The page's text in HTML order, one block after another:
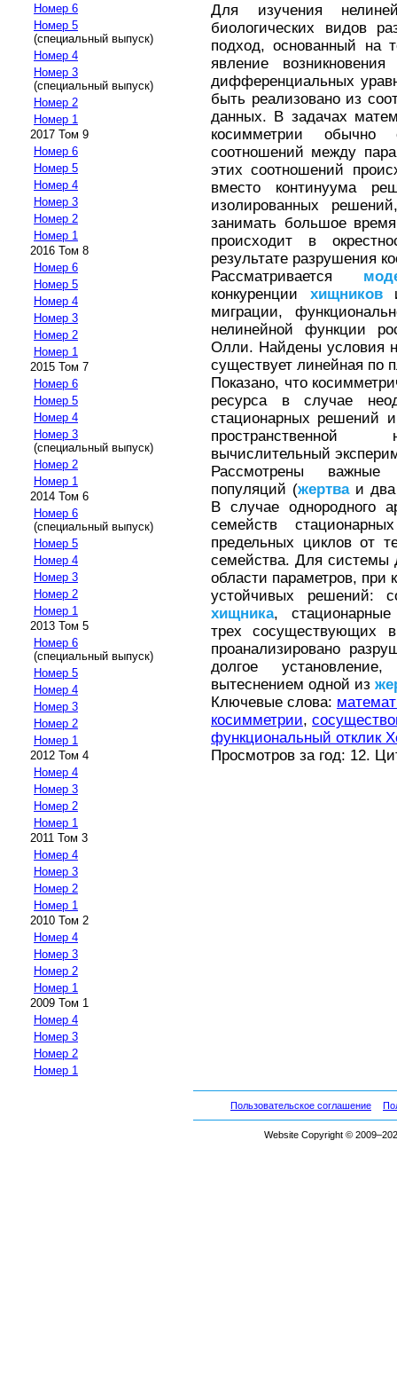
Номер 6
Номер 5
(специальный выпуск)
Номер 4
Номер 3
(специальный выпуск)
Номер 2
Номер 1
2017 Том 9
Номер 6
Номер 5
Номер 4
Номер 3
Номер 2
Номер 1
2016 Том 8
Номер 6
Номер 5
Номер 4
Номер 3
Номер 2
Номер 1
2015 Том 7
Номер 6
Номер 5
Номер 4
Номер 3
(специальный выпуск)
Номер 2
Номер 1
2014 Том 6
Номер 6
(специальный выпуск)
Номер 5
Номер 4
Номер 3
Номер 2
Номер 1
2013 Том 5
Номер 6
(специальный выпуск)
Номер 5
Номер 4
Номер 3
Номер 2
Номер 1
2012 Том 4
Номер 4
Номер 3
Номер 2
Номер 1
2011 Том 3
Номер 4
Номер 3
Номер 2
Номер 1
2010 Том 2
Номер 4
Номер 3
Номер 2
Номер 1
2009 Том 1
Номер 4
Номер 3
Номер 2
Номер 1
Для изучения
биологических видов
подход, основанный на
явление
дифференциальных
быть реализовано из
данных. В задачах
косимметрии
соотношений между
этих соотношений
вместо континуума
изолированных
занимать большое
происходит в
результате разрушения
Рассматривается
конкуренции хищников
миграции,
нелинейной функции
Олли. Найдены условия
существует линейная по
Показано, что
ресурса в случае
стационарных решений
пространственной
вычислительный
Рассмотрены важные
популяций (жертваи
В случае однородного
семейств
предельных циклов от
семейства. Для системы
области параметров, при
устойчивых решений:
хищника, стационарные
трех сосуществующих
проанализировано
долгое
вытеснением одной из
Ключевые слова:
косимметрии,
функциональный отклик
Просмотров за год: 12.
Пользовательское соглашение
Website Copyright ©